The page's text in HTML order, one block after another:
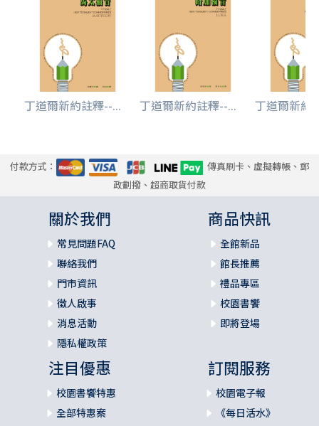
丁道爾新約註釋--... 丁道爾新約註釋--... 丁道爾新約
付款方式：
傳真刷卡、虛擬轉帳、郵
政劃撥、超商取貨付款
關於我們
常見問題FAQ
聯絡我們
門市資訊
徵人啟事
消息活動
隱私權政策
商品快訊
全館新品
館長推薦
禮品專區
校園書饗
即將登場
注目優惠
校園書饗特惠
全部特惠案
訂閱服務
校園電子報
《每日活水》